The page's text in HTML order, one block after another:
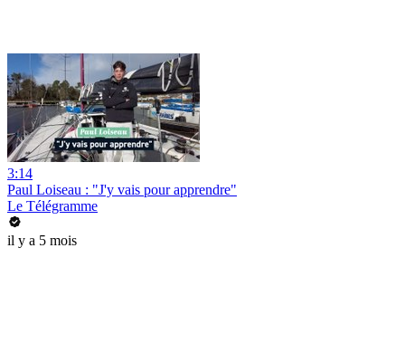
3:14
Paul Loiseau : "J'y vais pour apprendre"
Le Télégramme
il y a 5 mois